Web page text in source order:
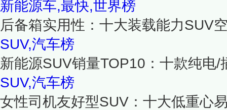
新能源车,最快,世界榜
后备箱实用性：十大装载能力SUV
SUV,汽车榜
新能源SUV销量TOP10：十款纯电/
SUV,汽车榜
女性司机友好型SUV：十大低重心